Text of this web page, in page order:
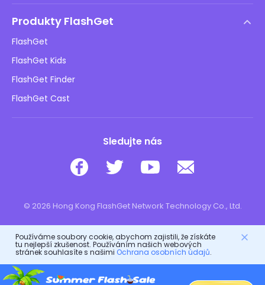
Zásady DMCA
Ochrana osobních údajů
Reklamní zásady
Neprodávejte mé informace
Bezpečnost dětí online
Stáhnout
Produkty FlashGet
FlashGet
FlashGet Kids
FlashGet Finder
FlashGet Cast
Sledujte nás
© 2026 Hong Kong FlashGet Network Technology Co., Ltd.
Používáme soubory cookie, abychom zajistili, že získáte
tu nejlepší zkušenost. Používáním našich webových
stránek souhlasíte s našimi Ochrana osobních údajů.